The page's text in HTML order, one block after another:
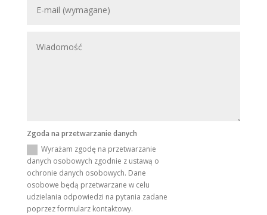
Zgoda na przetwarzanie danych
Wyrażam zgodę na przetwarzanie
danych osobowych zgodnie z ustawą o
ochronie danych osobowych. Dane
osobowe będą przetwarzane w celu
udzielania odpowiedzi na pytania zadane
poprzez formularz kontaktowy.